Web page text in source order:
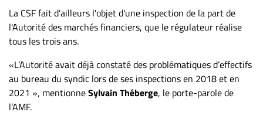
La CSF fait d’ailleurs l'objet d'une inspection de la part de
l'Autorité des marchés financiers, que le régulateur réalise
tous les trois ans.
«L’Autorité avait déjà constaté des problématiques d’effectifs
au bureau du syndic lors de ses inspections en 2018 et en
2021 », mentionneSylvain Théberge, le porte-parole de
l’AMF.